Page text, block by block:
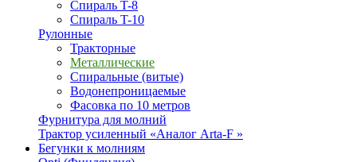
Спираль T-8
Спираль T-10
Рулонные
Тракторные
Металлические
Спиральные (витые)
Водонепроницаемые
Фасовка по 10 метров
Фурнитура для молний
Трактор усиленный «Аналог Arta-F »
Бегунки к молниям